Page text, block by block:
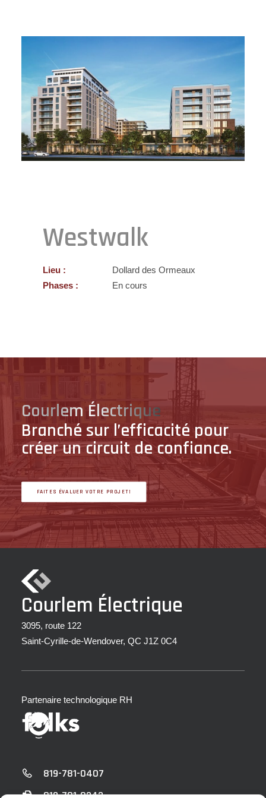
Westwalk
Lieu :
Dollard des Ormeaux
Phases :
En cours
Courlem Électrique
Branché sur l’efficacité pour
créer un circuit de confiance.
FAITES ÉVALUER VOTRE PROJET!
Courlem Électrique
3095, route 122
Saint-Cyrille-de-Wendover, QC J1Z 0C4
Partenaire technologique RH
819-781-0407